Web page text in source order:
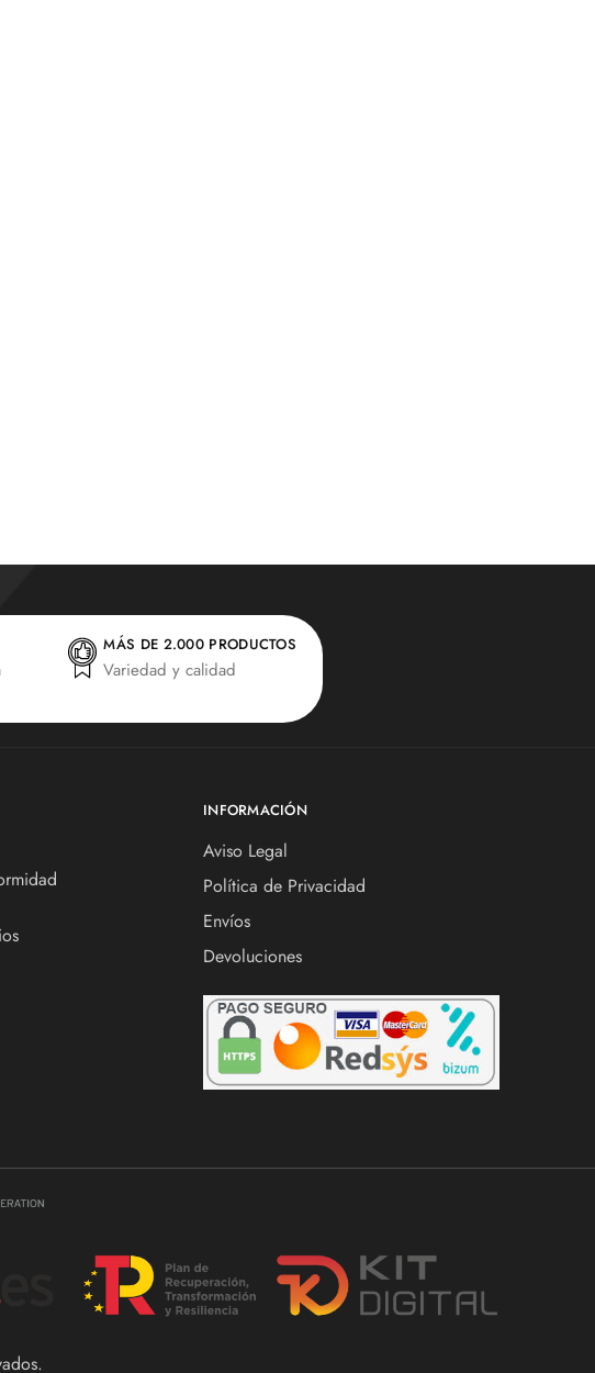
MÁS DE 2.000 PRODUCTOS
Variedad y calidad
INFORMACIÓN
Aviso Legal
Política de Privacidad
Envíos
Devoluciones